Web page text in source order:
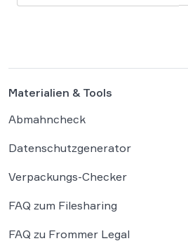
Handyverbot des § 23 Abs. 1a
Materialien & Tools
Abmahncheck
Datenschutzgenerator
Verpackungs-Checker
FAQ zum Filesharing
FAQ zu Frommer Legal